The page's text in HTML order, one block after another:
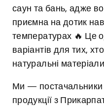
саун та бань, адже
приємна на дотик
температурах 🔥 Це
варіантів для тих,
натуральні
Ми — постачальники
продукції з